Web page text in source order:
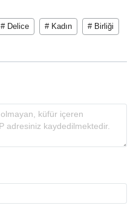
# Delice # Kadın # Birliği